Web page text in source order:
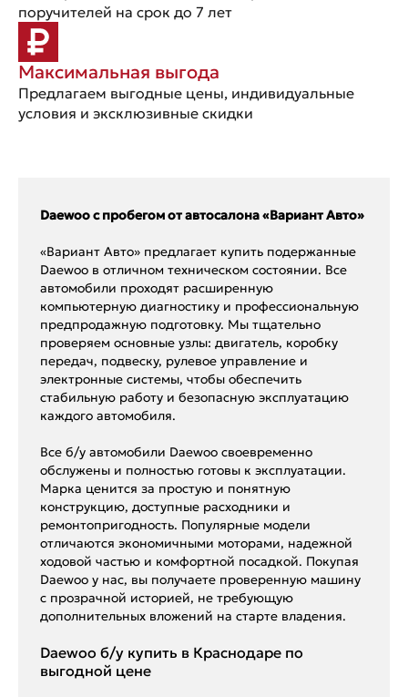
поручителей на срок до 7 лет
Максимальная выгода
Предлагаем выгодные цены, индивидуальные
условия и эксклюзивные скидки
Daewoo с пробегом от автосалона «Вариант Авто»
«Вариант Авто» предлагает купить подержанные
Daewoo в отличном техническом состоянии. Все
автомобили проходят расширенную
компьютерную диагностику и профессиональную
предпродажную подготовку. Мы тщательно
проверяем основные узлы: двигатель, коробку
передач, подвеску, рулевое управление и
электронные системы, чтобы обеспечить
стабильную работу и безопасную эксплуатацию
каждого автомобиля.
Все б/у автомобили Daewoo своевременно
обслужены и полностью готовы к эксплуатации.
Марка ценится за простую и понятную
конструкцию, доступные расходники и
ремонтопригодность. Популярные модели
отличаются экономичными моторами, надежной
ходовой частью и комфортной посадкой. Покупая
Daewoo у нас, вы получаете проверенную машину
с прозрачной историей, не требующую
дополнительных вложений на старте владения.
Daewoo б/у купить в Краснодаре по
выгодной цене